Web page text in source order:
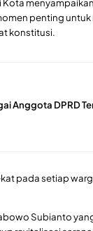
penting
konstitusi.
Anggota DPRD
pada setiap
Subianto